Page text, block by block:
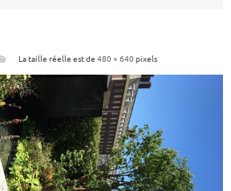
La taille réelle est de 480 × 640 pixels